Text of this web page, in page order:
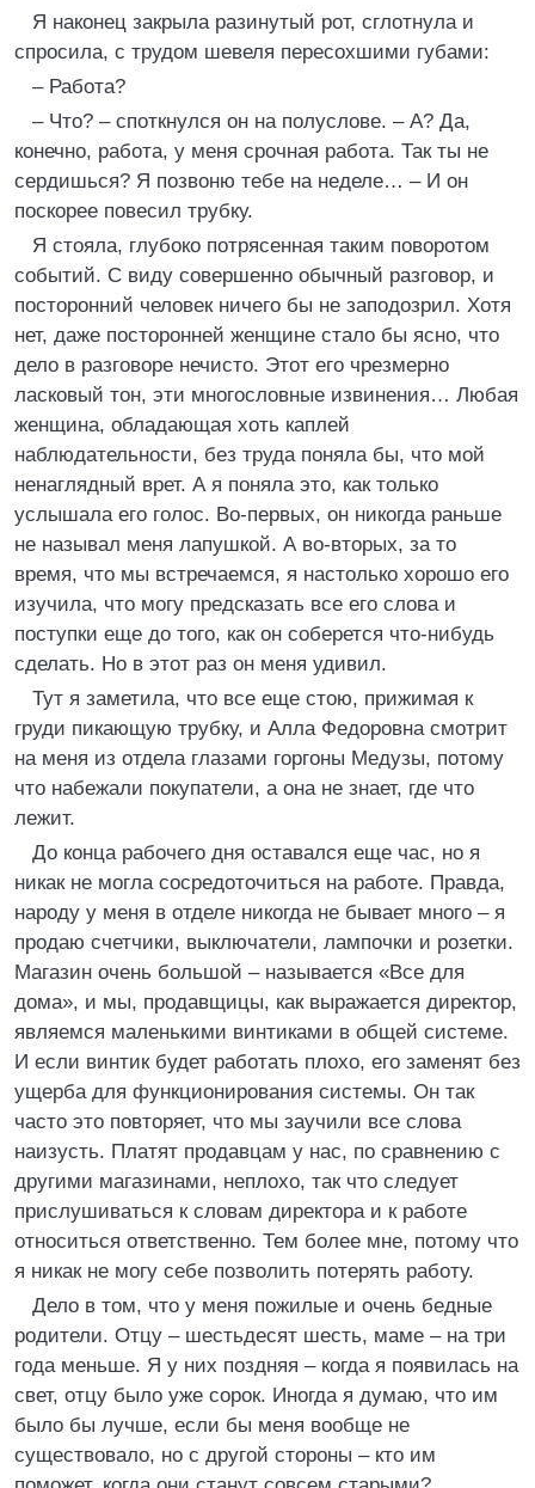
Я наконец закрыла разинутый рот, сглотнула и
спросила, с трудом шевеля пересохшими губами:
– Работа?
– Что? – споткнулся он на полуслове. – А? Да,
конечно, работа, у меня срочная работа. Так ты не
сердишься? Я позвоню тебе на неделе… – И он
поскорее повесил трубку.
Я стояла, глубоко потрясенная таким поворотом
событий. С виду совершенно обычный разговор, и
посторонний человек ничего бы не заподозрил. Хотя
нет, даже посторонней женщине стало бы ясно, что
дело в разговоре нечисто. Этот его чрезмерно
ласковый тон, эти многословные извинения… Любая
женщина, обладающая хоть каплей
наблюдательности, без труда поняла бы, что мой
ненаглядный врет. А я поняла это, как только
услышала его голос. Во-первых, он никогда раньше
не называл меня лапушкой. А во-вторых, за то
время, что мы встречаемся, я настолько хорошо его
изучила, что могу предсказать все его слова и
поступки еще до того, как он соберется что-нибудь
сделать. Но в этот раз он меня удивил.
Тут я заметила, что все еще стою, прижимая к
груди пикающую трубку, и Алла Федоровна смотрит
на меня из отдела глазами горгоны Медузы, потому
что набежали покупатели, а она не знает, где что
лежит.
До конца рабочего дня оставался еще час, но я
никак не могла сосредоточиться на работе. Правда,
народу у меня в отделе никогда не бывает много – я
продаю счетчики, выключатели, лампочки и розетки.
Магазин очень большой – называется «Все для
дома», и мы, продавщицы, как выражается директор,
являемся маленькими винтиками в общей системе.
И если винтик будет работать плохо, его заменят без
ущерба для функционирования системы. Он так
часто это повторяет, что мы заучили все слова
наизусть. Платят продавцам у нас, по сравнению с
другими магазинами, неплохо, так что следует
прислушиваться к словам директора и к работе
относиться ответственно. Тем более мне, потому что
я никак не могу себе позволить потерять работу.
Дело в том, что у меня пожилые и очень бедные
родители. Отцу – шестьдесят шесть, маме – на три
года меньше. Я у них поздняя – когда я появилась на
свет, отцу было уже сорок. Иногда я думаю, что им
было бы лучше, если бы меня вообще не
существовало, но с другой стороны – кто им